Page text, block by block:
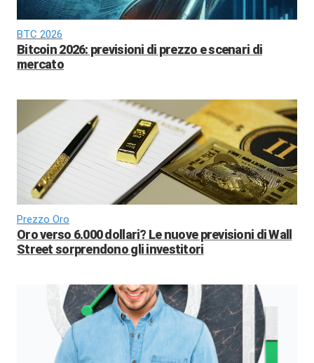
BTC 2026
Bitcoin 2026: previsioni di prezzo e scenari di
mercato
Prezzo Oro
Oro verso 6.000 dollari? Le nuove previsioni di Wall
Street sorprendono gli investitori